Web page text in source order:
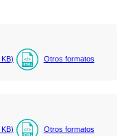
KB) Otros formatos
KB) Otros formatos